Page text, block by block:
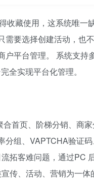
收藏使用，这系统唯一
需要选择创建活动，也
户平台管理。 系统支持
全实现平台化管理。
首页、阶梯分销、商
分组、VAPTCHA验证
拓客难问题，通过PC
传、活动、营销为一体